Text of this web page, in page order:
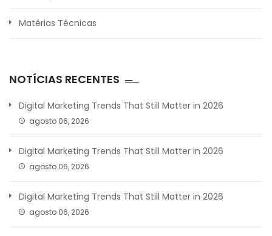
Matérias Técnicas
NOTÍCIAS RECENTES
Digital Marketing Trends That Still Matter in 2026
agosto 06, 2026
Digital Marketing Trends That Still Matter in 2026
agosto 06, 2026
Digital Marketing Trends That Still Matter in 2026
agosto 06, 2026